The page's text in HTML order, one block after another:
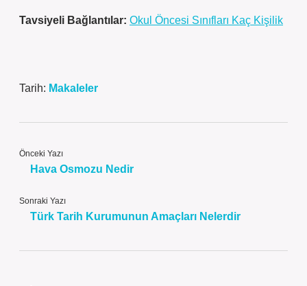
Tavsiyeli Bağlantılar: Okul Öncesi Sınıfları Kaç Kişilik
Tarih: Makaleler
Önceki Yazı
Hava Osmozu Nedir
Sonraki Yazı
Türk Tarih Kurumunun Amaçları Nelerdir